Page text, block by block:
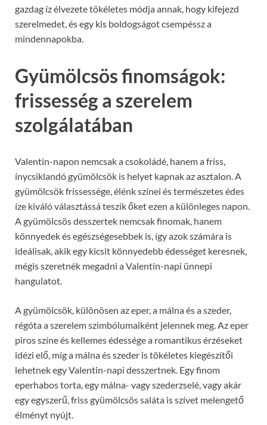
gazdag íz élvezete tökéletes módja annak, hogy kifejezd
szerelmedet, és egy kis boldogságot csempéssz a
mindennapokba.
Gyümölcsös finomságok:
frissesség a szerelem
szolgálatában
Valentin-napon nemcsak a csokoládé, hanem a friss,
ínycsiklandó gyümölcsök is helyet kapnak az asztalon. A
gyümölcsök frissessége, élénk színei és természetes édes
íze kiváló választássá teszik őket ezen a különleges napon.
A gyümölcsös desszertek nemcsak finomak, hanem
könnyedek és egészségesebbek is, így azok számára is
ideálisak, akik egy kicsit könnyedebb édességet keresnek,
mégis szeretnék megadni a Valentin-napi ünnepi
hangulatot.
A gyümölcsök, különösen az eper, a málna és a szeder,
régóta a szerelem szimbólumaiként jelennek meg. Az eper
piros színe és kellemes édessége a romantikus érzéseket
idézi elő, míg a málna és szeder is tökéletes kiegészítői
lehetnek egy Valentin-napi desszertnek. Egy finom
eperhabos torta, egy málna- vagy szederzselé, vagy akár
egy egyszerű, friss gyümölcsös saláta is szívet melengető
élményt nyújt.